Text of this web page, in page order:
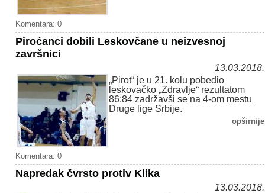
Komentara: 0
Piroćanci dobili Leskovčane u neizvesnoj
završnici
13.03.2018.
„Pirot“ je u 21. kolu pobedio
leskovačko „Zdravlje“ rezultatom
86:84 zadržavši se na 4-om mestu
Druge lige Srbije.
opširnije
Komentara: 0
Napredak čvrsto protiv Klika
13.03.2018.